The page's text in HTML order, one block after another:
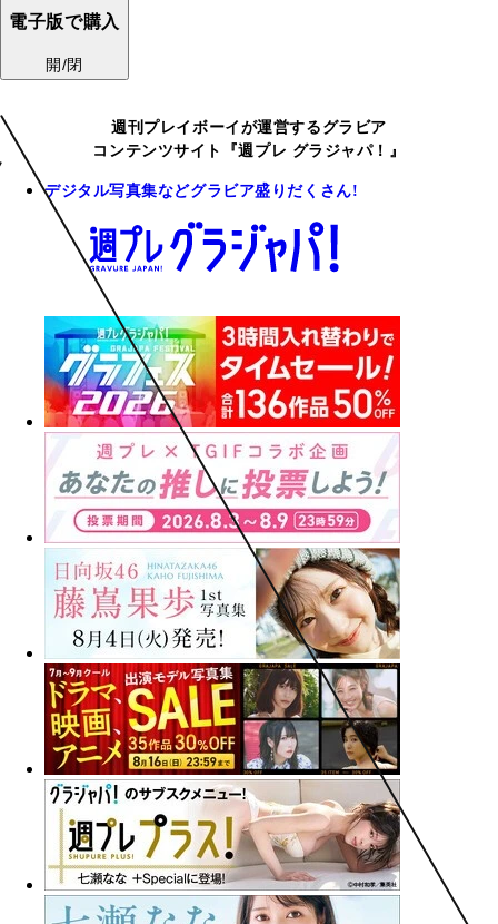
電子版で購入
開/閉
週刊プレイボーイが運営するグラビア
コンテンツサイト『週プレ グラジャパ！』
デジタル写真集などグラビア盛りだくさん!